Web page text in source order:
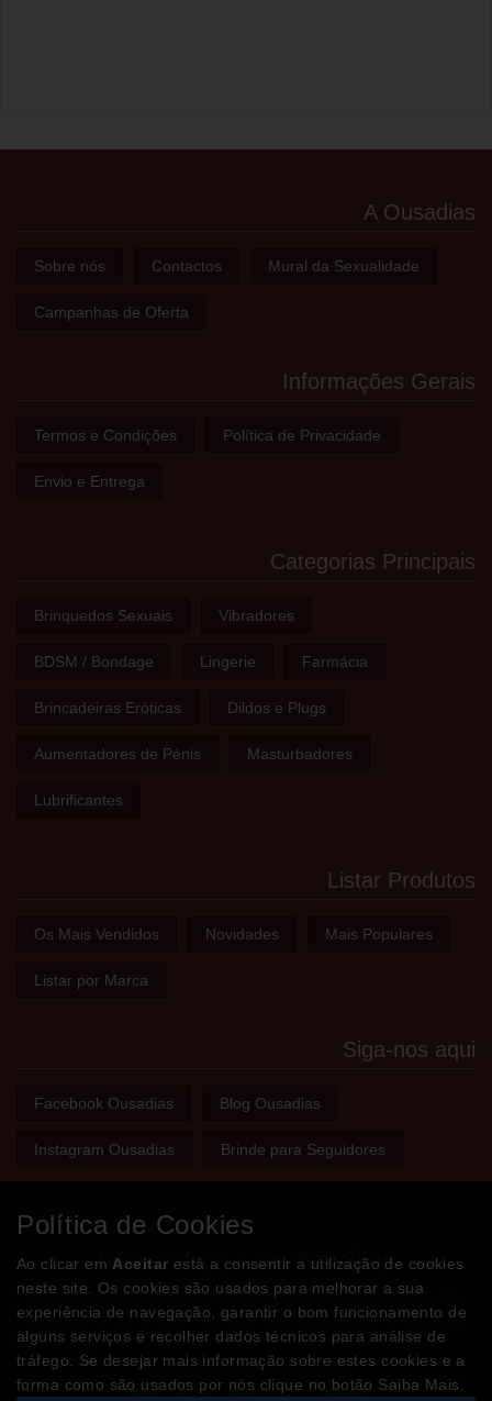
A Ousadias
Sobre nós Contactos Mural da Sexualidade
Campanhas de Oferta
Informações Gerais
Termos e Condições Política de Privacidade
Envio e Entrega
Categorias Principais
Brinquedos Sexuais Vibradores
BDSM / Bondage Lingerie Farmácia
Brincadeiras Eróticas Dildos e Plugs
Aumentadores de Pénis Masturbadores
Lubrificantes
Listar Produtos
Os Mais Vendidos Novidades Mais Populares
Listar por Marca
Siga-nos aqui
Facebook Ousadias Blog Ousadias
Instagram Ousadias Brinde para Seguidores
Bem-vindo(a) à sua Sex Shop
A loja onde encontra tudo o que precisa para apimentar a sua
relação e tornar o sexo mais divertido, interessante e excitante!
Partilhe com os seus amigos!
Política de Cookies
Ao clicar em Aceitar está a consentir a utilização de cookies
neste site. Os cookies são usados para melhorar a sua
experiência de navegação, garantir o bom funcionamento de
alguns serviços e recolher dados técnicos para análise de
tráfego. Se desejar mais informação sobre estes cookies e a
forma como são usados por nós clique no botão Saiba Mais.